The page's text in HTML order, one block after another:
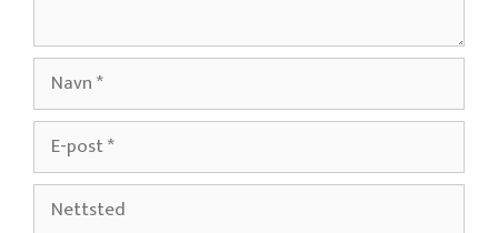
Navn
post
Nettsted